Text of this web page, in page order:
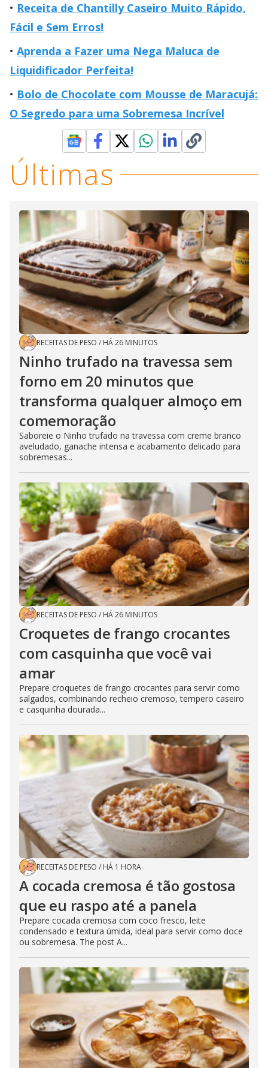
Receita de Chantilly Caseiro Muito Rápido,
Fácil e Sem Erros!
Aprenda a Fazer uma Nega Maluca de
Liquidificador Perfeita!
Bolo de Chocolate com Mousse de Maracujá:
O Segredo para uma Sobremesa Incrível
Últimas
RECEITAS DE PESO / HÁ 26 MINUTOS
Ninho trufado na travessa sem
forno em 20 minutos que
transforma qualquer almoço em
comemoração
Saboreie o Ninho trufado na travessa com creme branco
aveludado, ganache intensa e acabamento delicado para
sobremesas...
RECEITAS DE PESO / HÁ 26 MINUTOS
Croquetes de frango crocantes
com casquinha que você vai
amar
Prepare croquetes de frango crocantes para servir como
salgados, combinando recheio cremoso, tempero caseiro
e casquinha dourada...
RECEITAS DE PESO / HÁ 1 HORA
A cocada cremosa é tão gostosa
que eu raspo até a panela
Prepare cocada cremosa com coco fresco, leite
condensado e textura úmida, ideal para servir como doce
ou sobremesa. The post A...